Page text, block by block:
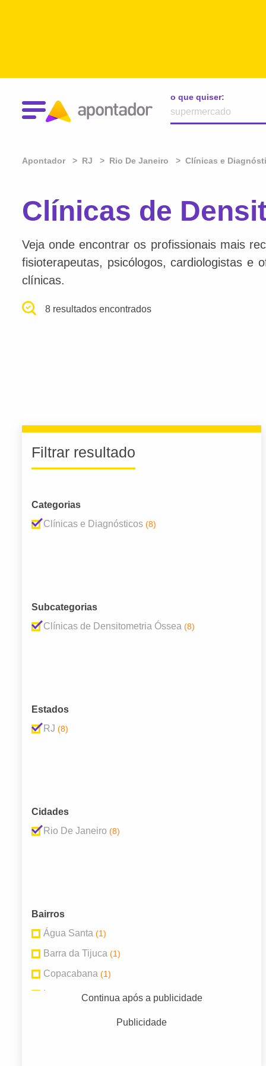
o que quiser:
Apontador RJ Rio De Janeiro Clínicas e
Clínicas de
Veja onde encontrar os profissionais mais
fisioterapeutas, psicólogos, cardiologistas e
clínicas.
8 resultados encontrados
Filtrar resultado
Categorias
Clínicas e Diagnósticos (8)
Subcategorias
Clínicas de Densitometria Óssea (8)
Estados
RJ (8)
Cidades
Rio De Janeiro (8)
Bairros
Água Santa (1)
Barra da Tijuca (1)
Copacabana (1)
Ipanema (1)
Continua após a publicidade
Publicidade